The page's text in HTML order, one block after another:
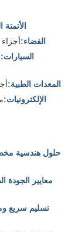
الفضاء:
السيارات:
المعدات الطبية:
الإلكترونيات:
حلول هندسية
معايير الجودة
تسليم سريع